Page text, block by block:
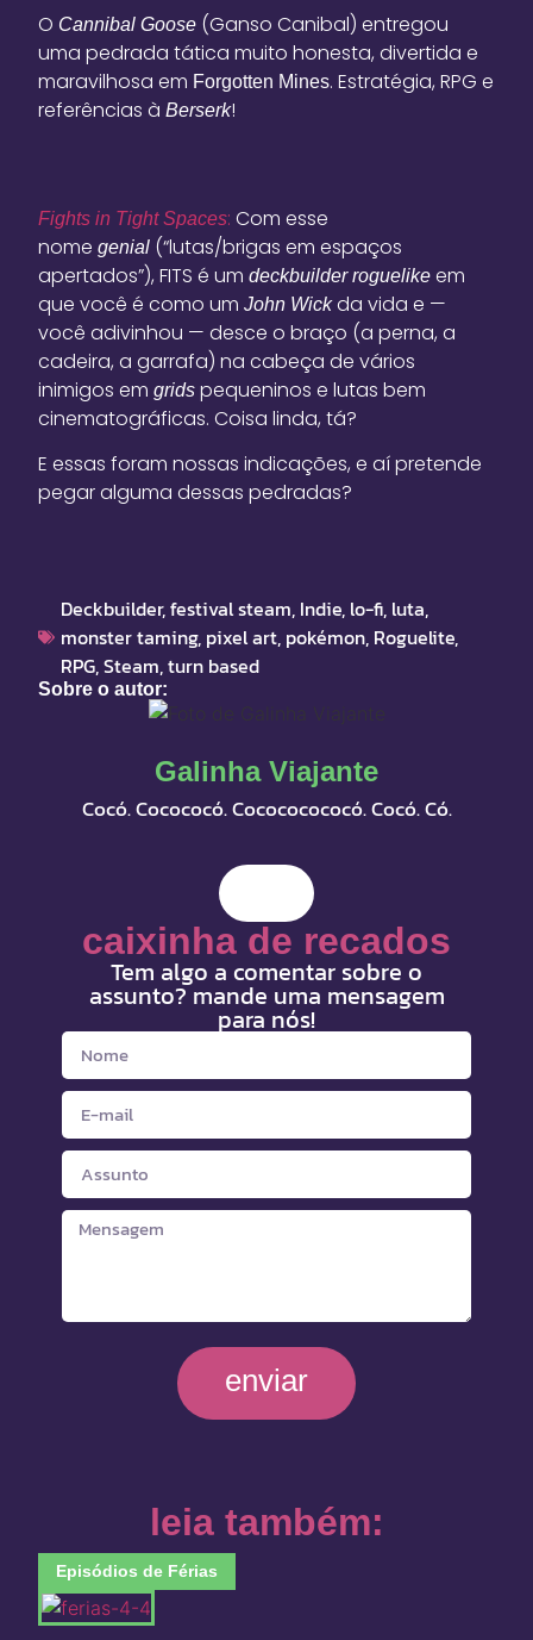
O Cannibal Goose (Ganso Canibal) entregou
uma pedrada tática muito honesta, divertida e
maravilhosa em Forgotten Mines. Estratégia, RPG e
referências àBerserk!
Fights in Tight Spaces: Com esse
nomegenial (“lutas/brigas em espaços
apertados”), FITS é umdeckbuilder roguelike em
que você é como umJohn Wickda vida e —
você adivinhou — desce o braço (a perna, a
cadeira, a garrafa) na cabeça de vários
inimigos emgrids pequeninos e lutas bem
cinematográficas. Coisa linda, tá?
E essas foram nossas indicações, e aí pretende
pegar alguma dessas pedradas?
Deckbuilder,festival steam, Indie, lo-fi, luta,
monster taming, pixel art, pokémon, Roguelite,
RPG,Steam,turn based
Sobre o autor:
Galinha Viajante
Cocó. Cocococó. Cocococococó. Cocó. Có.
caixinha de recados
Tem algo a comentar sobre o
assunto? mande uma mensagem
para nós!
enviar
leia também:
Episódios de Férias